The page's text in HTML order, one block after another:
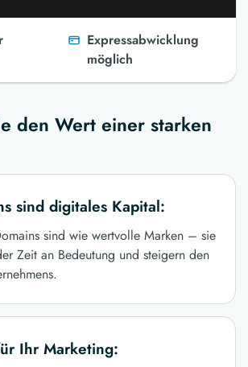
Expressabwicklung
möglich
den Wert einer starken
sind digitales Kapital:
sind wie wertvolle Marken – sie
Zeit an Bedeutung und steigern den
Ihr Marketing: